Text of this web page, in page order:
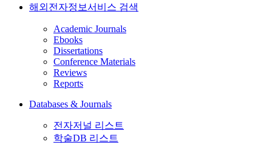
해외전자정보서비스 검색
Academic Journals
Ebooks
Dissertations
Conference Materials
Reviews
Reports
Databases & Journals
전자저널 리스트
학술DB 리스트